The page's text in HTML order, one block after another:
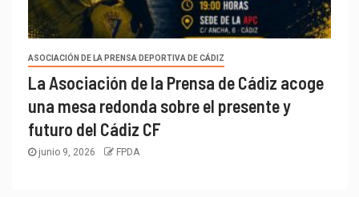
ASOCIACIÓN DE LA PRENSA DEPORTIVA DE CÁDIZ
La Asociación de la Prensa de Cádiz acoge
una mesa redonda sobre el presente y
futuro del Cádiz CF
junio 9, 2026 FPDA